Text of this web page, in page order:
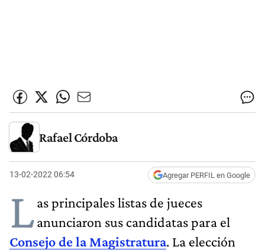
Rafael Córdoba
13-02-2022 06:54 Agregar PERFIL en Google
Las principales listas de jueces
anunciaron sus candidatas para el
Consejo de la Magistratura. La elección